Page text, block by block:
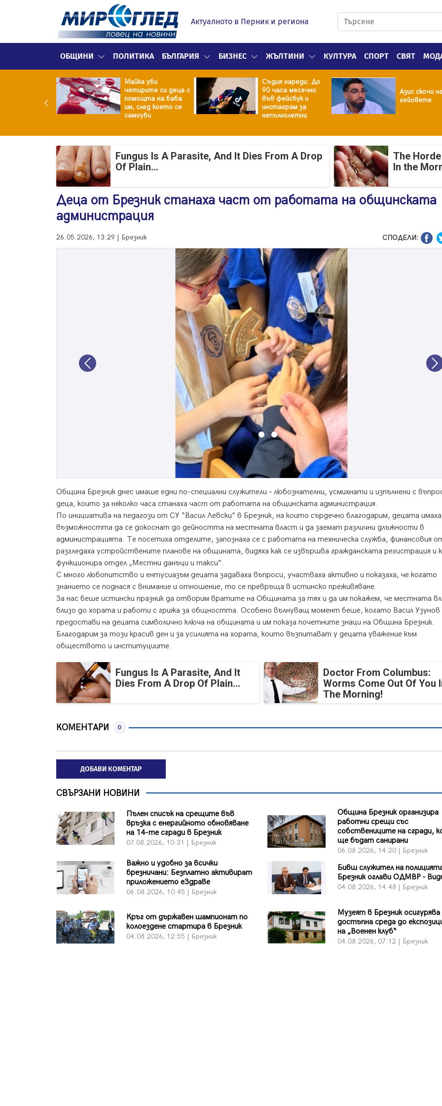
Актуалното в Перник и региона
ОБЩИНИ ПОЛИТИКА БЪЛГАРИЯ БИЗНЕС ЖЪЛТИНИ КУЛТУРА СПОРТ СВЯТ
и полово
Майка уби
четирите си деца с
помощта на баба
им, след което се
самоуби
Съдия нареди: До
90 часа месечно
във фейсбук и
инстаграм за
непълнолетни
Азис скочи
гейовете
Fungus Is A Parasite, And It Dies From A Drop
Of Plain...
The
In the
Деца от Брезник станаха част от работата на общинската
администрация
26.05.2026, 13:29 | Брезник СПОДЕЛИ:
Previous
Община Брезник днес имаше едни по-специални служители – любознателни, усмихнати и изпълнени с
деца, които за няколко часа станаха част от работата на общинската администрация.
По инициатива на педагози от СУ “Васил Левски” в Брезник, на които сърдечно благодарим, децата имаха
възможността да се докоснат до дейността на местната власт и да заемат различни длъжности в
администрацията. Те посетиха отделите, запознаха се с работата на техническа служба, финансовия
разгледаха устройствените планове на общината, видяха как се извършва гражданската регистрация и
функционира отдел „Местни данъци и такси“.
С много любопитство и ентусиазъм децата задаваха въпроси, участваха активно и показаха, че когато
знанието се поднася с внимание и отношение, то се превръща в истинско преживяване.
За нас беше истински празник да отворим вратите на Общината за тях и да им покажем, че местната
близо до хората и работи с грижа за общността. Особено вълнуващ момент беше, когато Васил Узунов
предостави на децата символично ключа на общината и им показа почетните знаци на Община Брезник.
Благодарим за този красив ден и за усилията на хората, които възпитават у децата уважение към
обществото и институциите.
Fungus Is A Parasite, And It
Dies From A Drop Of Plain...
Doctor From Columbus:
Worms Come Out Of You
The Morning!
КОМЕНТАРИ 0
ДОБАВИ КОМЕНТАР
СВЪРЗАНИ НОВИНИ
Пълен списък на срещите във
връзка с енергийното обновяване
на 14-те сгради в Брезник
07.08.2026, 10:31 | Брезник
Община Брезник организира
работни срещи със
собствениците на сгради,
ще бъдат санирани
06.08.2026, 14:20 | Брезник
Важно и удобно за всички
брезничани: Безплатно активират
приложението еЗдраве
06.08.2026, 10:45 | Брезник
Бивш служител на
Брезник оглави ОДМВР -
04.08.2026, 14:48 | Брезник
Кръг от държавен шампионат по
колоездене стартира в Брезник
04.08.2026, 12:55 | Брезник
Музеят в Брезник осигурява
достъпна среда до
на „Военен клуб“
04.08.2026, 07:12 | Брезник